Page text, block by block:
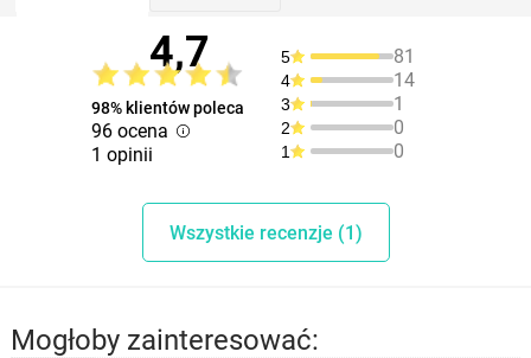
4,7
98% klientów poleca
96 ocena
1 opinii
5 81
4 14
3 1
2 0
1 0
Wszystkie recenzje (1)
Mogłoby zainteresować: